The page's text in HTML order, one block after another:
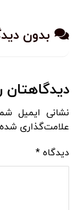
بدون
دیدگاهتان
نشانی ایمیل
علامت‌گذاری
دیدگاه*